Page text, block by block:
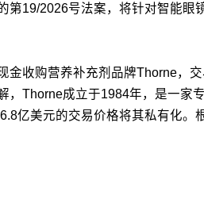
19/2026号法案，将针对智能
收购营养补充剂品牌Thorne，
Thorne成立于1984年，是一家
亿美元的交易价格将其私有化